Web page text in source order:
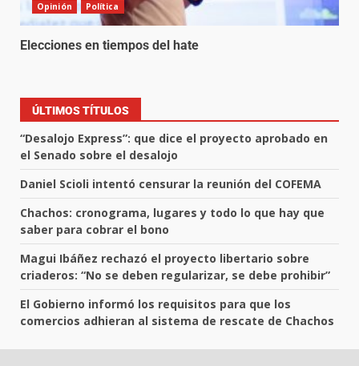
Opinión Política
Elecciones en tiempos del hate
ÚLTIMOS TÍTULOS
“Desalojo Express”: que dice el proyecto aprobado en
el Senado sobre el desalojo
Daniel Scioli intentó censurar la reunión del COFEMA
Chachos: cronograma, lugares y todo lo que hay que
saber para cobrar el bono
Magui Ibáñez rechazó el proyecto libertario sobre
criaderos: “No se deben regularizar, se debe prohibir”
El Gobierno informó los requisitos para que los
comercios adhieran al sistema de rescate de Chachos